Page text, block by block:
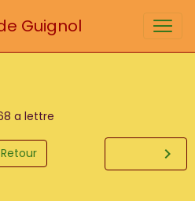
Retour